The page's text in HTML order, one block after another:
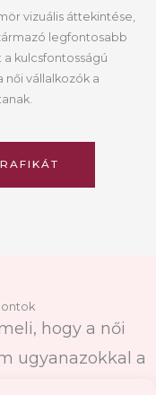
vizuális áttekintése,
legfontosabb
kulcsfontosságú
vállalkozók a
hogy a női
ugyanazokkal a